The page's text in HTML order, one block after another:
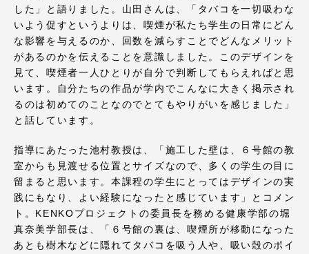
した」と語りました。山田さんは、「タバコを一切吸わな
いよう促すというよりは、喫煙が私たち学生の日常にどん
な影響を与えるのか、回数を減らすことでどんなメリット
があるのかを伝えることを意識しました。このデザインを
見て、喫煙者一人ひとりが自分で判断してもらえればと思
います。自分たちの作品が学内でこんなに大きく掲示され
るのは初めてのことなのでとてもやりがいを感じました」
と話しています。
指導にあたった池村教授は、「施工した壁は、６号館の教
室からも見渡せる位置とサイズなので、多くの学生の目に
留まると思います。本課程の学生にとってはデザインの実
践にもなり、よい経験になったと感じています」とコメン
ト。KENKOプロジェクトの委員長を務める健康学部の堀
真奈美学部長は、「６号館の裏は、喫煙所が移動になった
あとも樹木などに隠れてタバコを吸う人や、吸い殻のポイ
品川キャンパス 湘南キャンパス
伊勢原キャンパス 静岡キャンパス
熊本キャンパス
阿蘇くまもと
臨空キャンパス
札幌キャンパス